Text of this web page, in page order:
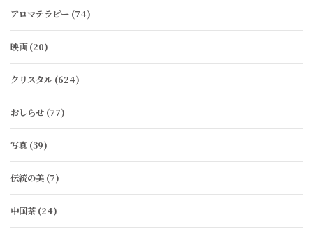
アロマテラピー (74)
映画(20)
クリスタル (624)
おしらせ (77)
写真 (39)
伝統の美 (7)
中国茶 (24)